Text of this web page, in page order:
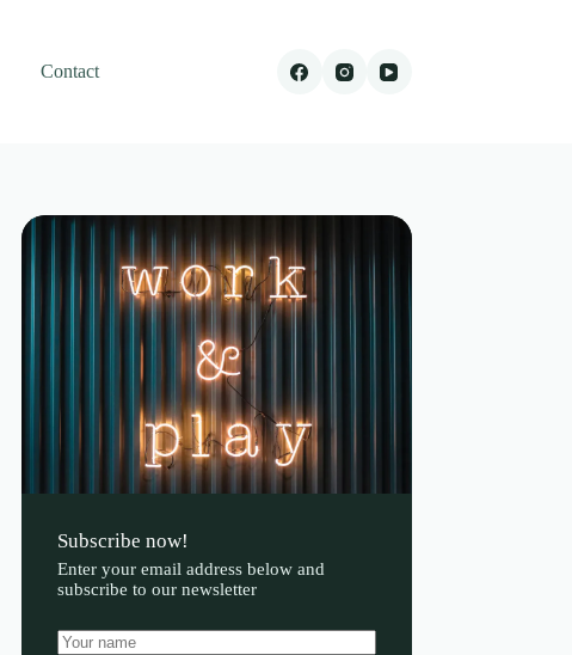
Contact
Subscribe now!
Enter your email address below and
subscribe to our newsletter